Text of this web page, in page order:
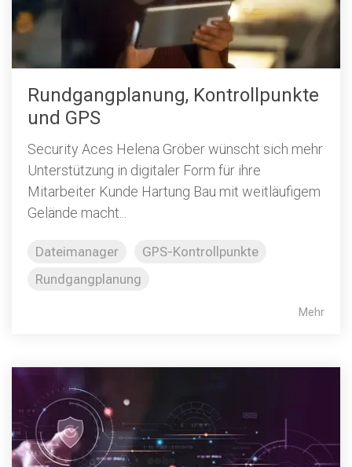
Rundgangplanung, Kontrollpunkte
und GPS
Security Aces Helena Gröber wünscht sich mehr
Unterstützung in digitaler Form für ihre
Mitarbeiter Kunde Hartung Bau mit weitläufigem
Gelände macht...
Dateimanager
GPS-Kontrollpunkte
Rundgangplanung
Mehr